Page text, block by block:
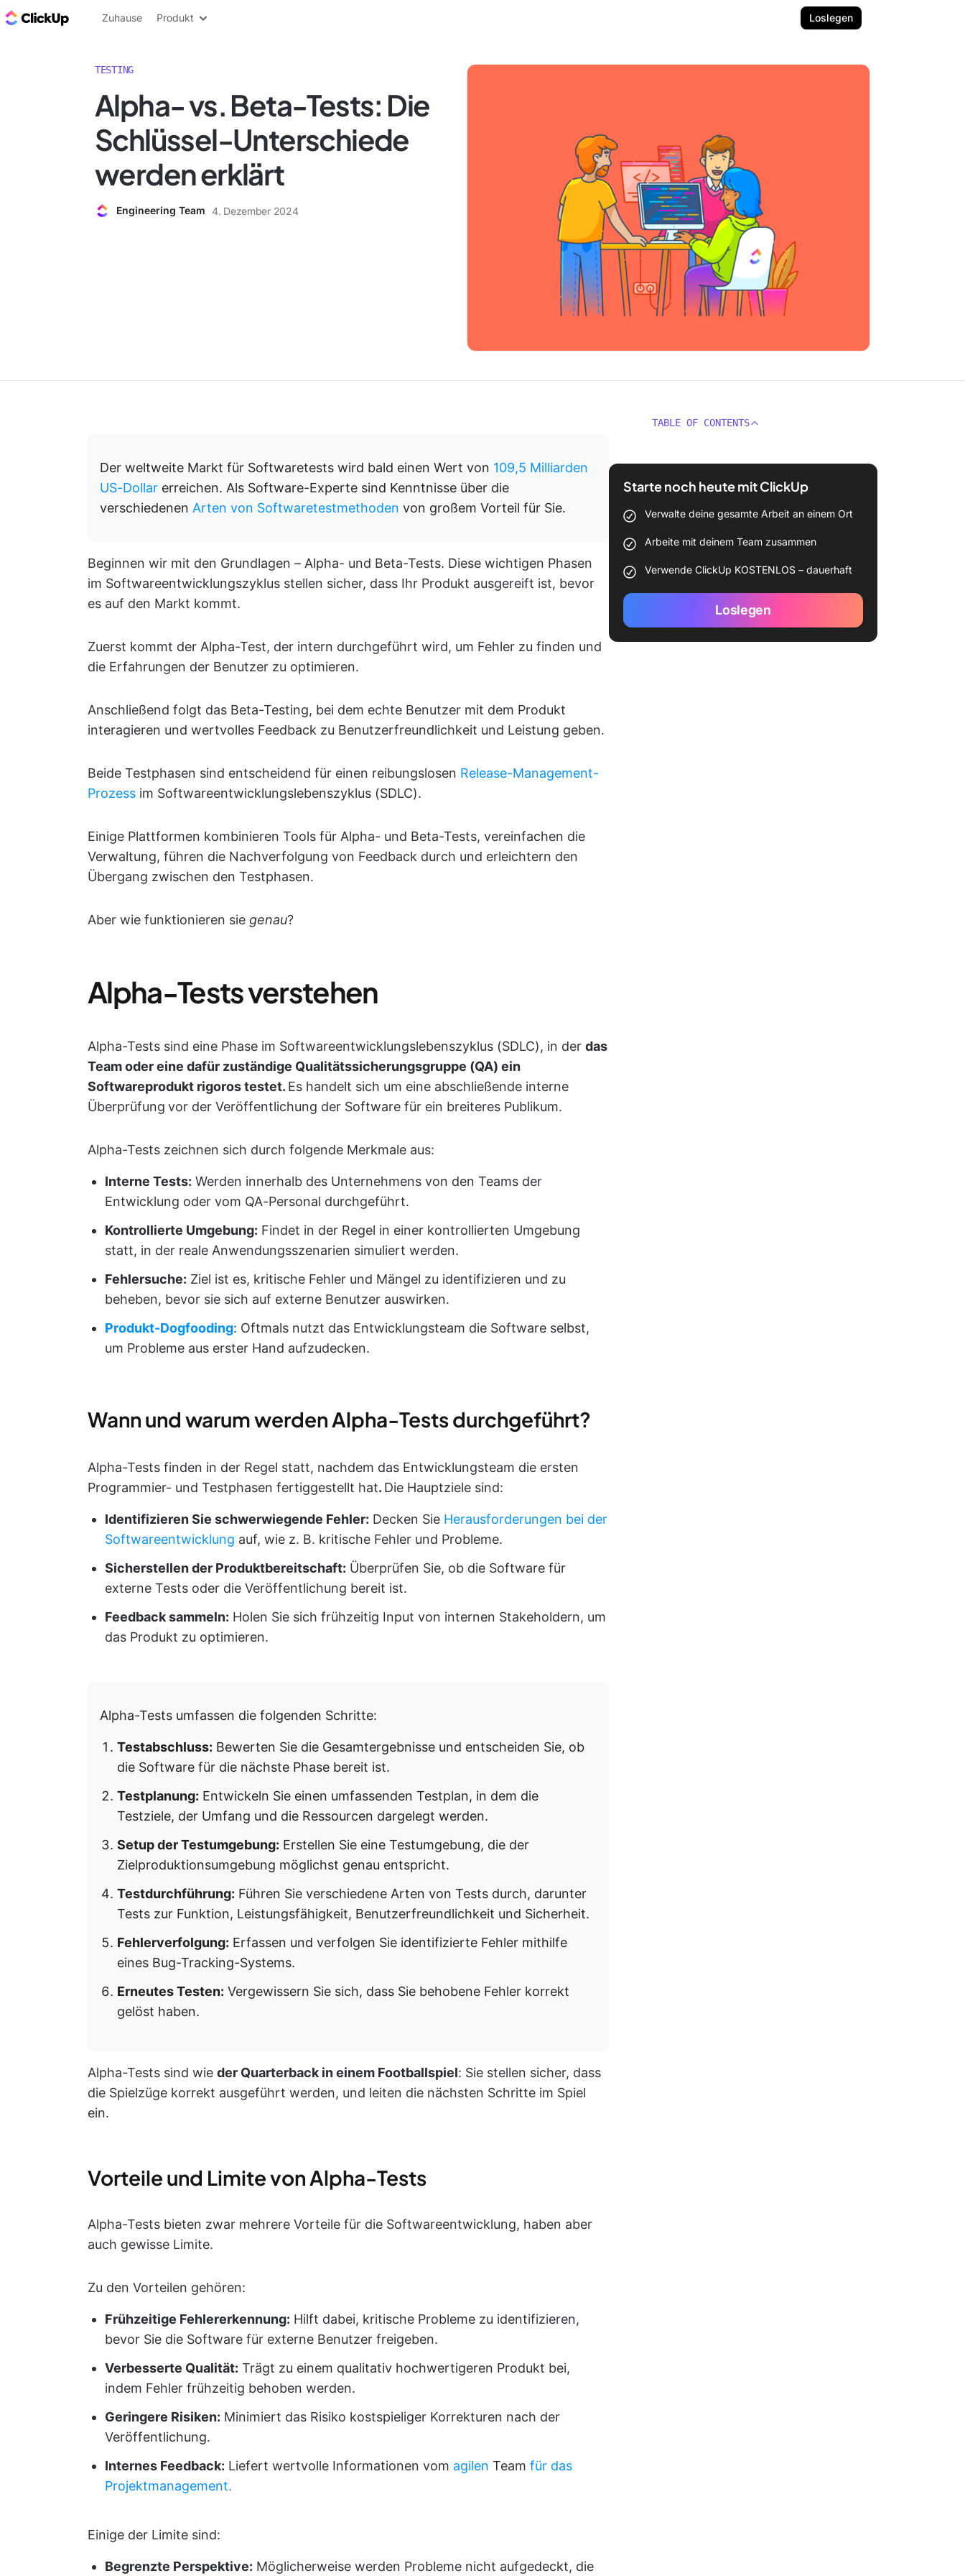
ClickUp Blog
Zuhause Produkt Loslegen
TESTING
Alpha- vs. Beta-Tests: Die
Schlüssel-Unterschiede
werden erklärt
Engineering Team 4. Dezember 2024
Der weltweite Markt für Softwaretests wird bald einen Wert von 109,5 Milliarden
US-Dollar erreichen. Als Software-Experte sind Kenntnisse über die
verschiedenen Arten von Softwaretestmethoden von großem Vorteil für Sie.
Beginnen wir mit den Grundlagen – Alpha- und Beta-Tests. Diese wichtigen Phasen
im Softwareentwicklungszyklus stellen sicher, dass Ihr Produkt ausgereift ist, bevor
es auf den Markt kommt.
Zuerst kommt der Alpha-Test, der intern durchgeführt wird, um Fehler zu finden und
die Erfahrungen der Benutzer zu optimieren.
Anschließend folgt das Beta-Testing, bei dem echte Benutzer mit dem Produkt
interagieren und wertvolles Feedback zu Benutzerfreundlichkeit und Leistung geben.
Beide Testphasen sind entscheidend für einen reibungslosen Release-Management-
Prozess im Softwareentwicklungslebenszyklus (SDLC).
Einige Plattformen kombinieren Tools für Alpha- und Beta-Tests, vereinfachen die
Verwaltung, führen die Nachverfolgung von Feedback durch und erleichtern den
Übergang zwischen den Testphasen.
Aber wie funktionieren sie genau?
Alpha-Tests verstehen
Alpha-Tests sind eine Phase im Softwareentwicklungslebenszyklus (SDLC), in der das
Team oder eine dafür zuständige Qualitätssicherungsgruppe (QA) ein
Softwareprodukt rigoros testet. Es handelt sich um eine abschließende interne
Überprüfung vor der Veröffentlichung der Software für ein breiteres Publikum.
Alpha-Tests zeichnen sich durch folgende Merkmale aus:
Interne Tests: Werden innerhalb des Unternehmens von den Teams der
Entwicklung oder vom QA-Personal durchgeführt.
Kontrollierte Umgebung: Findet in der Regel in einer kontrollierten Umgebung
statt, in der reale Anwendungsszenarien simuliert werden.
Fehlersuche: Ziel ist es, kritische Fehler und Mängel zu identifizieren und zu
beheben, bevor sie sich auf externe Benutzer auswirken.
Produkt-Dogfooding: Oftmals nutzt das Entwicklungsteam die Software selbst,
um Probleme aus erster Hand aufzudecken.
Wann und warum werden Alpha-Tests durchgeführt?
Alpha-Tests finden in der Regel statt, nachdem das Entwicklungsteam die ersten
Programmier- und Testphasen fertiggestellt hat. Die Hauptziele sind:
Identifizieren Sie schwerwiegende Fehler: Decken Sie Herausforderungen bei der
Softwareentwicklung auf, wie z. B. kritische Fehler und Probleme.
Sicherstellen der Produktbereitschaft: Überprüfen Sie, ob die Software für
externe Tests oder die Veröffentlichung bereit ist.
Feedback sammeln: Holen Sie sich frühzeitig Input von internen Stakeholdern, um
das Produkt zu optimieren.
Alpha-Tests umfassen die folgenden Schritte:
Testabschluss: Bewerten Sie die Gesamtergebnisse und entscheiden Sie, ob
die Software für die nächste Phase bereit ist.
Testplanung: Entwickeln Sie einen umfassenden Testplan, in dem die
Testziele, der Umfang und die Ressourcen dargelegt werden.
Setup der Testumgebung: Erstellen Sie eine Testumgebung, die der
Zielproduktionsumgebung möglichst genau entspricht.
Testdurchführung: Führen Sie verschiedene Arten von Tests durch, darunter
Tests zur Funktion, Leistungsfähigkeit, Benutzerfreundlichkeit und Sicherheit.
Fehlerverfolgung: Erfassen und verfolgen Sie identifizierte Fehler mithilfe
eines Bug-Tracking-Systems.
Erneutes Testen: Vergewissern Sie sich, dass Sie behobene Fehler korrekt
gelöst haben.
Alpha-Tests sind wie der Quarterback in einem Footballspiel: Sie stellen sicher, dass
die Spielzüge korrekt ausgeführt werden, und leiten die nächsten Schritte im Spiel
ein.
Vorteile und Limite von Alpha-Tests
Alpha-Tests bieten zwar mehrere Vorteile für die Softwareentwicklung, haben aber
auch gewisse Limite.
Zu den Vorteilen gehören:
Frühzeitige Fehlererkennung: Hilft dabei, kritische Probleme zu identifizieren,
bevor Sie die Software für externe Benutzer freigeben.
Verbesserte Qualität: Trägt zu einem qualitativ hochwertigeren Produkt bei,
indem Fehler frühzeitig behoben werden.
Geringere Risiken: Minimiert das Risiko kostspieliger Korrekturen nach der
Veröffentlichung.
Internes Feedback: Liefert wertvolle Informationen vom agilen Team für das
Projektmanagement.
Einige der Limite sind:
Begrenzte Perspektive: Möglicherweise werden Probleme nicht aufgedeckt, die
TABLE OF CONTENTS
Starte noch heute mit ClickUp
Verwalte deine gesamte Arbeit an einem Ort
Arbeite mit deinem Team zusammen
Verwende ClickUp KOSTENLOS – dauerhaft
Loslegen